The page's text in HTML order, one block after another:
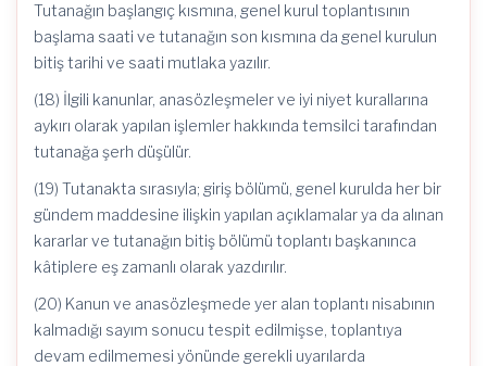
Tutanağın başlangıç kısmına, genel kurul toplantısının
başlama saati ve tutanağın son kısmına da genel kurulun
bitiş tarihi ve saati mutlaka yazılır.
(18) İlgili kanunlar, anasözleşmeler ve iyi niyet kurallarına
aykırı olarak yapılan işlemler hakkında temsilci tarafından
tutanağa şerh düşülür.
(19) Tutanakta sırasıyla; giriş bölümü, genel kurulda her bir
gündem maddesine ilişkin yapılan açıklamalar ya da alınan
kararlar ve tutanağın bitiş bölümü toplantı başkanınca
kâtiplere eş zamanlı olarak yazdırılır.
(20) Kanun ve anasözleşmede yer alan toplantı nisabının
kalmadığı sayım sonucu tespit edilmişse, toplantıya
devam edilmemesi yönünde gerekli uyarılarda